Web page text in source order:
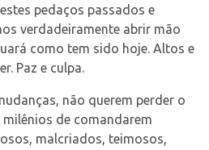
pedaços passados e
verdadeiramente abrir mão
como tem sido hoje. Altos e
Paz e culpa.
não querem perder o
de comandarem
malcriados, teimosos,